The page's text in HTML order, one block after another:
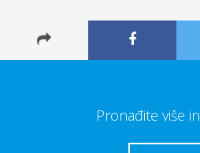
Pronađite više